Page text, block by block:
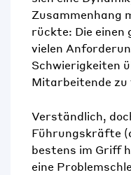
Zusammenhang
rückte: Die einen
vielen
Schwierigkeiten
Mitarbeitende zu
Verständlich,
Führungskräfte
bestens im Griff
eine